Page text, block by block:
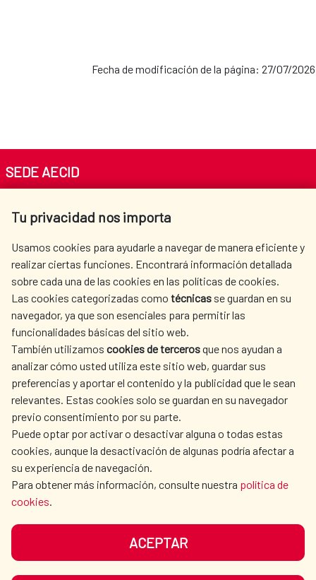
Fecha de modificación de la página: 27/07/2026
Tu privacidad nos importa
Usamos cookies para ayudarle a navegar de manera eficiente y
realizar ciertas funciones. Encontrará información detallada
sobre cada una de las cookies en las políticas de cookies.
Las cookies categorizadas como técnicas se guardan en su
navegador, ya que son esenciales para permitir las
funcionalidades básicas del sitio web.
También utilizamos cookies de tercerosque nos ayudan a
analizar cómo usted utiliza este sitio web, guardar sus
preferencias y aportar el contenido y la publicidad que le sean
relevantes. Estas cookies solo se guardan en su navegador
previo consentimiento por su parte.
Puede optar por activar o desactivar alguna o todas estas
cookies, aunque la desactivación de algunas podría afectar a
su experiencia de navegación.
Para obtener más información, consulte nuestra política de
cookies.
ACEPTAR
SEDE AECID
Tel. +34 900 20 30 54​​​​​​​
AECID
WHERE DO WE COOPERATE?
SPANISH HUMANITARIAN
ACTION
PRESS ROOM
CULTURE AND SCIENCE LIBRARY
OUR SOCIAL MEDIA
DATA PROTECTION
COOKIE POLICY
BROWSING GUIDE